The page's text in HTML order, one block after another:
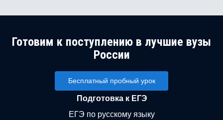
Готовим к поступлению в лучшие вузы
России
Бесплатный пробный урок
Подготовка к ЕГЭ
ЕГЭ по русскому языку